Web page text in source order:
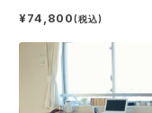
¥74,800(税込)